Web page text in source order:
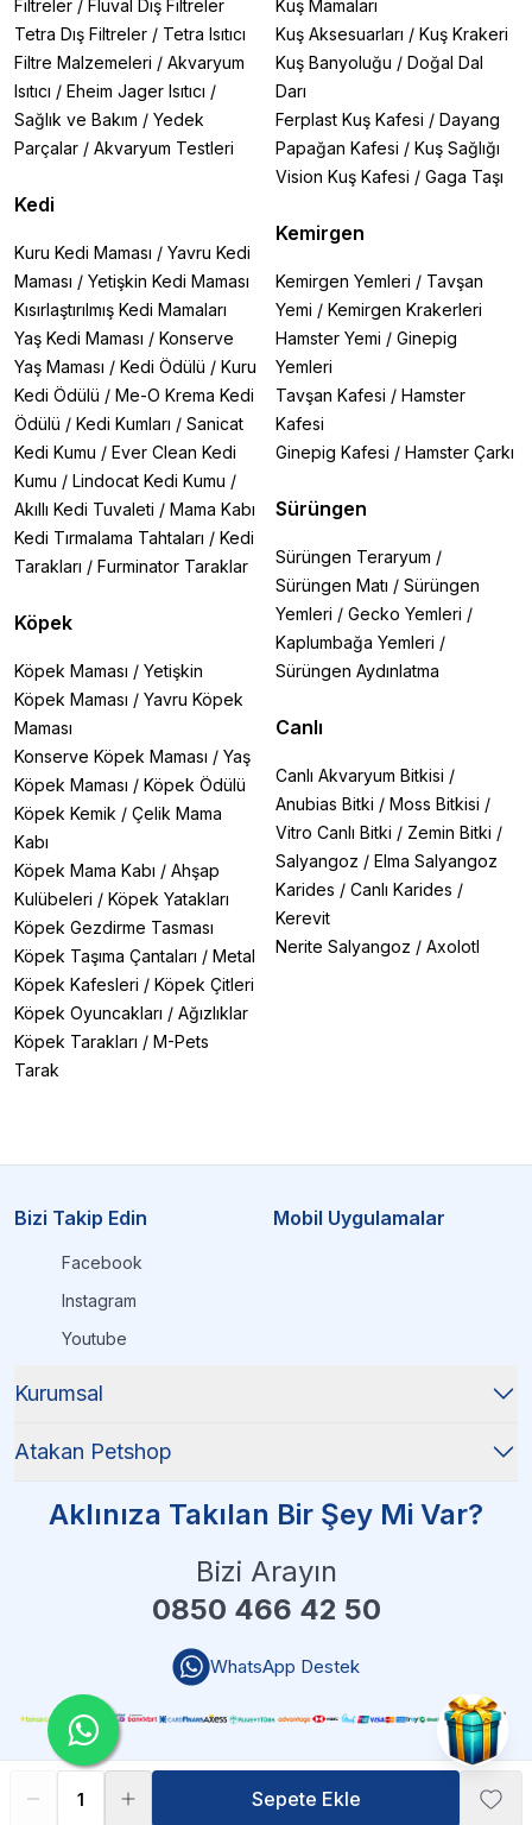
Sepete Ekle
Sepete Ekle
Filtreler / Fluval Dış Filtreler
Tetra Dış Filtreler / Tetra Isıtıcı
Filtre Malzemeleri / Akvaryum
Isıtıcı / Eheim Jager Isıtıcı /
Sağlık ve Bakım / Yedek
Parçalar / Akvaryum Testleri
Kedi
Kuru Kedi Maması / Yavru Kedi
Maması / Yetişkin Kedi Maması
Kısırlaştırılmış Kedi Mamaları
Yaş Kedi Maması / Konserve
Yaş Maması / Kedi Ödülü / Kuru
Kedi Ödülü / Me-O Krema Kedi
Ödülü / Kedi Kumları / Sanicat
Kedi Kumu / Ever Clean Kedi
Kumu / Lindocat Kedi Kumu /
Akıllı Kedi Tuvaleti / Mama Kabı
Kedi Tırmalama Tahtaları / Kedi
Tarakları / Furminator Taraklar
Köpek
Köpek Maması / Yetişkin
Köpek Maması / Yavru Köpek
Maması
Konserve Köpek Maması / Yaş
Köpek Maması / Köpek Ödülü
Köpek Kemik / Çelik Mama
Kabı
Köpek Mama Kabı / Ahşap
Kulübeleri / Köpek Yatakları
Köpek Gezdirme Tasması
Köpek Taşıma Çantaları / Metal
Köpek Kafesleri / Köpek Çitleri
Köpek Oyuncakları / Ağızlıklar
Köpek Tarakları / M-Pets
Tarak
Kuş Mamaları
Kuş Aksesuarları / Kuş Krakeri
Kuş Banyoluğu / Doğal Dal
Darı
Ferplast Kuş Kafesi / Dayang
Papağan Kafesi / Kuş Sağlığı
Vision Kuş Kafesi / Gaga Taşı
Kemirgen
Kemirgen Yemleri / Tavşan
Yemi / Kemirgen Krakerleri
Hamster Yemi / Ginepig
Yemleri
Tavşan Kafesi / Hamster
Kafesi
Ginepig Kafesi / Hamster Çarkı
Sürüngen
Sürüngen Teraryum /
Sürüngen Matı / Sürüngen
Yemleri / Gecko Yemleri /
Kaplumbağa Yemleri /
Sürüngen Aydınlatma
Canlı
Canlı Akvaryum Bitkisi /
Anubias Bitki / Moss Bitkisi /
Vitro Canlı Bitki / Zemin Bitki /
Salyangoz / Elma Salyangoz
Karides / Canlı Karides /
Kerevit
Nerite Salyangoz / Axolotl
Bizi Takip Edin
Facebook
Instagram
Youtube
Mobil Uygulamalar
Kurumsal
Atakan Petshop
Aklınıza Takılan Bir Şey Mi Var?
Bizi Arayın
0850 466 42 50
WhatsApp Destek
Atakan Petshop - 2025 Tüm Hakları Saklıdır | Reliefers Digital